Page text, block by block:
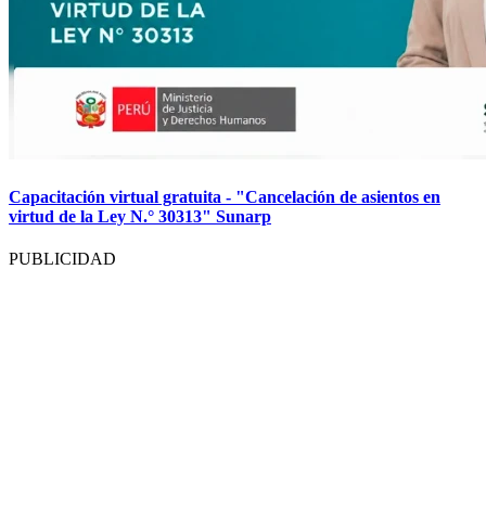
Capacitación virtual gratuita - "Cancelación de asientos en
virtud de la Ley N.° 30313" Sunarp
PUBLICIDAD